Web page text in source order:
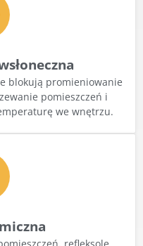
blokują promieniowanie
pomieszczeń i
we wnętrzu.